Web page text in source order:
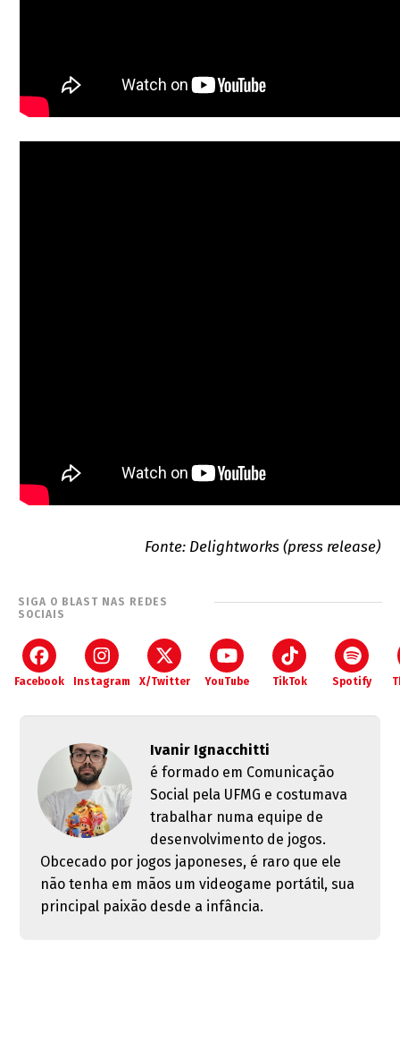
Fonte: Delightworks (press release)
SIGA O BLAST NAS REDES
SOCIAIS
Facebook Instagram X/Twitter YouTube TikTok Spotify
Ivanir Ignacchitti
é formado em Comunicação
Social pela UFMG e costumava
trabalhar numa equipe de
desenvolvimento de jogos.
Obcecado por jogos japoneses, é raro que ele
não tenha em mãos um videogame portátil, sua
principal paixão desde a infância.